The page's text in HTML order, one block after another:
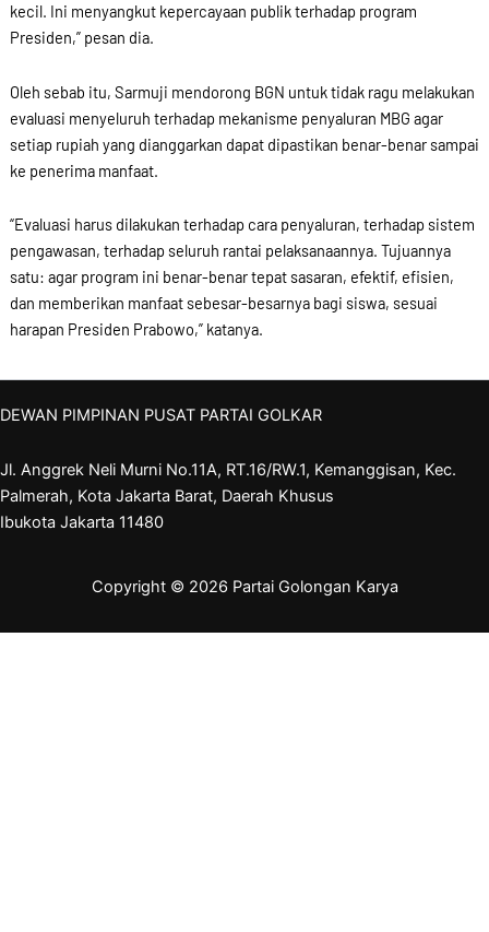
kecil. Ini menyangkut kepercayaan publik terhadap program
Presiden,” pesan dia.
Oleh sebab itu, Sarmuji mendorong BGN untuk tidak ragu melakukan
evaluasi menyeluruh terhadap mekanisme penyaluran MBG agar
setiap rupiah yang dianggarkan dapat dipastikan benar-benar sampai
ke penerima manfaat.
“Evaluasi harus dilakukan terhadap cara penyaluran, terhadap sistem
pengawasan, terhadap seluruh rantai pelaksanaannya. Tujuannya
satu: agar program ini benar-benar tepat sasaran, efektif, efisien,
dan memberikan manfaat sebesar-besarnya bagi siswa, sesuai
harapan Presiden Prabowo,” katanya.
DEWAN PIMPINAN PUSAT PARTAI GOLKAR
Jl. Anggrek Neli Murni No.11A, RT.16/RW.1, Kemanggisan, Kec.
Palmerah, Kota Jakarta Barat, Daerah Khusus
Ibukota Jakarta 11480
Copyright © 2026 Partai Golongan Karya